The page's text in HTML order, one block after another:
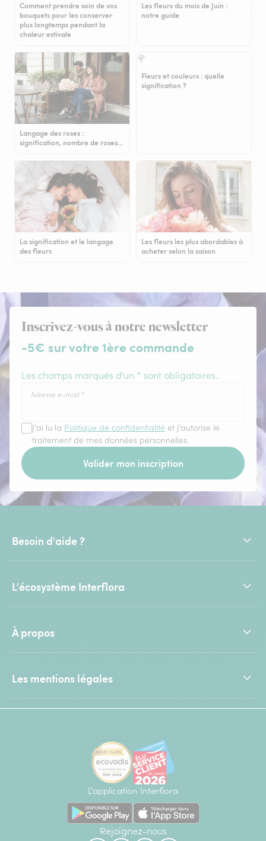
Comment prendre soin de vos
bouquets pour les conserver
plus longtemps pendant la
chaleur estivale
Les fleurs du mois de Juin :
notre guide
Langage des roses :
signification, nombre de roses…
Fleurs et couleurs : quelle
signification ?
La signification et le langage
des fleurs
Les fleurs les plus abordables à
acheter selon la saison
Inscrivez-vous à notre newsletter
-5€ sur votre 1ère commande
Les champs marqués d'un * sont obligatoires.
Adresse e-mail *
J'ai lu la Politique de confidentialité et j'autorise le
traitement de mes données personnelles.
Valider mon inscription
Besoin d'aide ?
L'écosystème Interflora
À propos
Les mentions légales
L'application Interflora
Rejoignez-nous